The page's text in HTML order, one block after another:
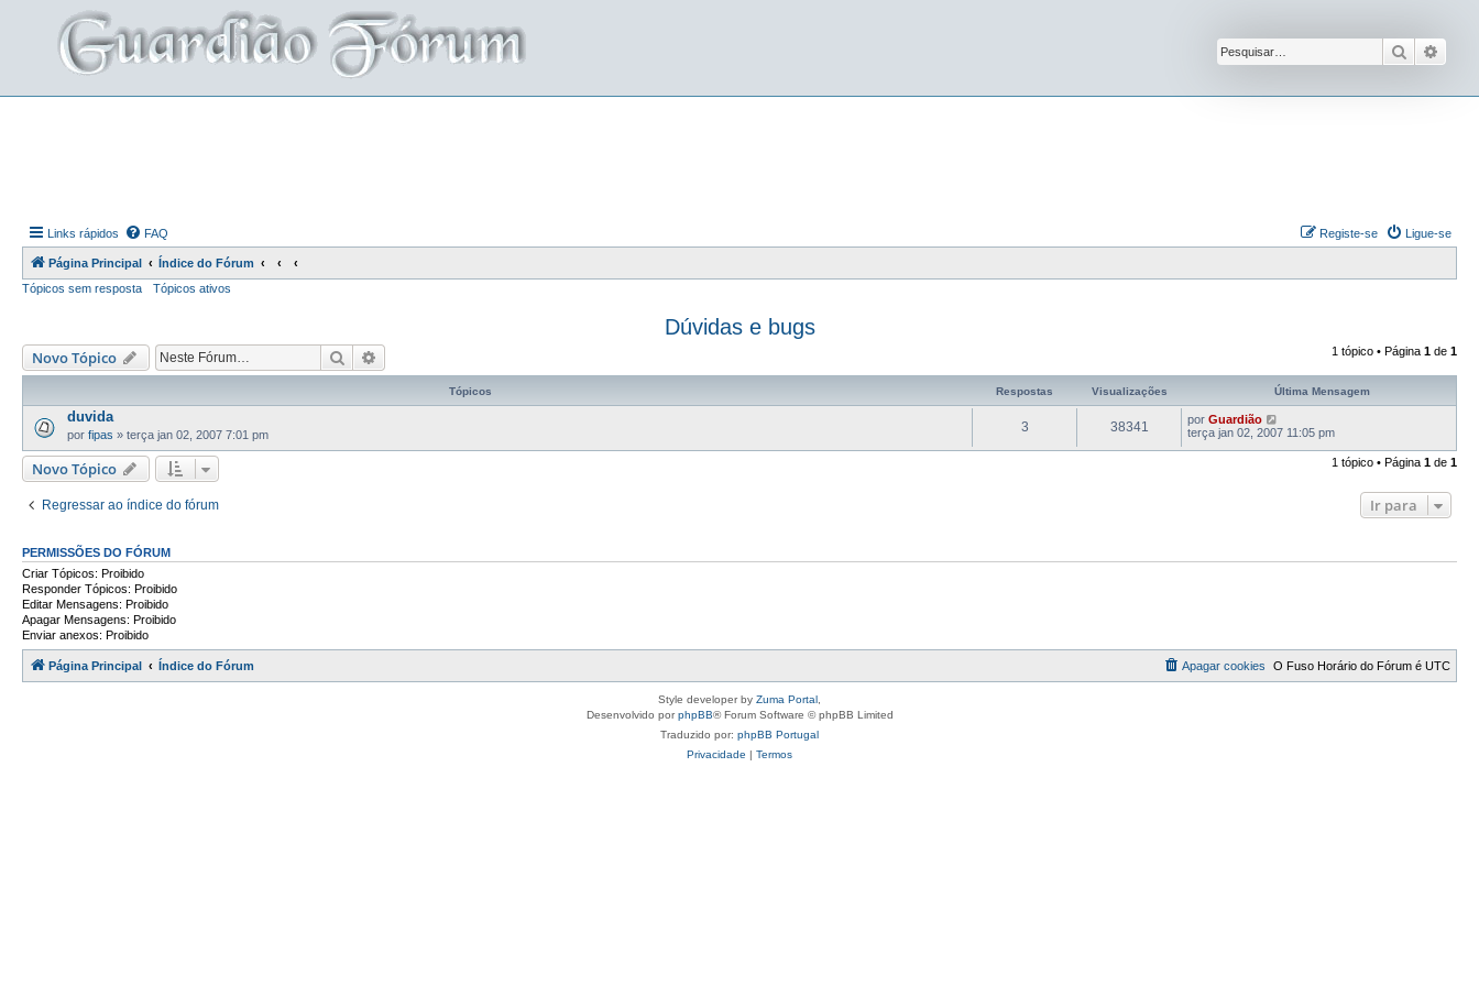
Pesquisar
Links rápidos FAQ Ligue-se
Registe-se
Página Principal
Índice do Fórum
Tópicos sem resposta
Tópicos ativos
Dúvidas e bugs
Novo Tópico Pesquisar 1 tópico • Página 1 de 1
Tópicos Respostas Visualizações Última Mensagem
duvida
por fipas » terça jan 02, 2007 7:01 pm
3 38341 por Guardião
terça jan 02, 2007 11:05 pm
Novo Tópico 1 tópico • Página 1 de 1
Regressar ao índice do fórum Ir para
PERMISSÕES DO FÓRUM
Criar Tópicos: Proibido
Responder Tópicos: Proibido
Editar Mensagens: Proibido
Apagar Mensagens: Proibido
Enviar anexos: Proibido
Página Principal Índice do Fórum O Fuso Horário do Fórum é UTC
Apagar cookies
Style developer by Zuma Portal
Desenvolvido porphpBB® Forum Software © phpBB Limited
Traduzido por: phpBB Portugal
Privacidade | Termos